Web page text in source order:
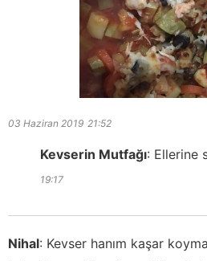
03 Haziran 2019 21:52
Kevserin Mutfağı: Ellerine
19:17
Nihal: Kevser hanım kaşar